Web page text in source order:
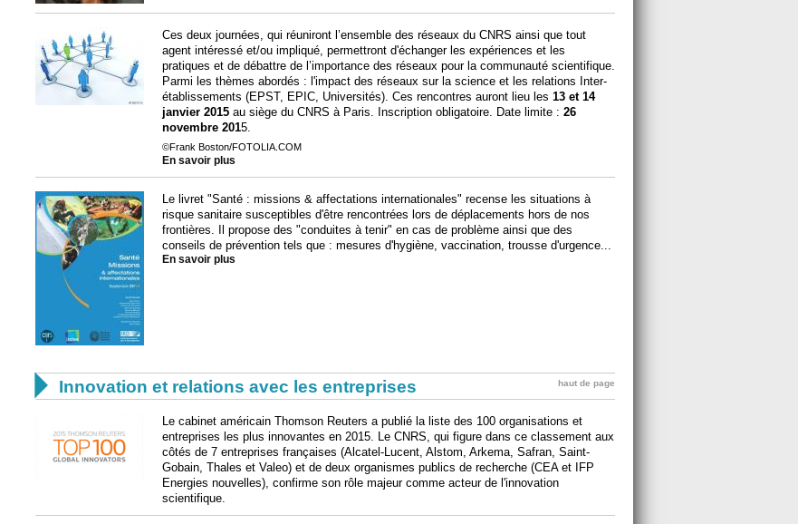
Ces deux journées, qui réuniront l’ensemble des réseaux du CNRS ainsi que tout
agent intéressé et/ou impliqué, permettront d'échanger les expériences et les
pratiques et de débattre de l’importance des réseaux pour la communauté scientifique.
Parmi les thèmes abordés : l'impact des réseaux sur la science et les relations Inter-
établissements (EPST, EPIC, Universités). Ces rencontres auront lieu les 13 et 14
janvier 2015 au siège du CNRS à Paris. Inscription obligatoire. Date limite : 26
novembre 2015.
©Frank Boston/FOTOLIA.COM
En savoir plus
Le livret "Santé : missions & affectations internationales" recense les situations à
risque sanitaire susceptibles d'être rencontrées lors de déplacements hors de nos
frontières. Il propose des "conduites à tenir" en cas de problème ainsi que des
conseils de prévention tels que : mesures d'hygiène, vaccination, trousse d'urgence...
En savoir plus
 Innovation et relations avec les entreprises haut de page
Le cabinet américain Thomson Reuters a publié la liste des 100 organisations et
entreprises les plus innovantes en 2015. Le CNRS, qui figure dans ce classement aux
côtés de 7 entreprises françaises (Alcatel-Lucent, Alstom, Arkema, Safran, Saint-
Gobain, Thales et Valeo) et de deux organismes publics de recherche (CEA et IFP
Energies nouvelles), confirme son rôle majeur comme acteur de l'innovation
scientifique.